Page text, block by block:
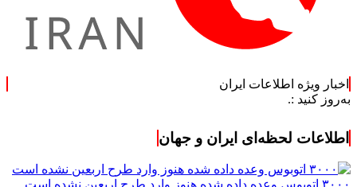
اخبار ویژه اطلاعات ایران
:.
اطلاعات لحظه‌ای ایران و جهان